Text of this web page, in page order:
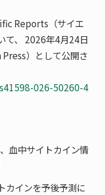
Reports（サイエ
て、 2026年4月24日
）として公開さ
026-50260-4
血中サイトカイン情
カインを予後予測に